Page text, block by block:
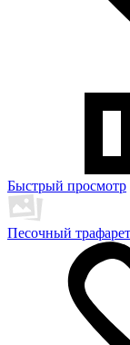
Быстрый просмотр
Песочный